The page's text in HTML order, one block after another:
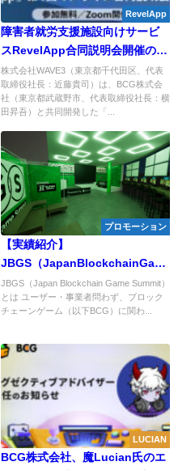
RevelApp
障害者就労支援施設向けサービ
スRevelApp合同説明会開催のお
知らせ
株式会社WAVE3（東京都千代田区、代表
取締役社長：近藤貴司）は、BCG株式会
社（東京都武蔵野市、代表取締役社長：横
田昇吾）と共同開発した「...
プロモーション
【実績紹介】
JBGS（
下半期
JBGS（Japan Blockchain Game Summit）
とは ユーザー・事業者問わず、ブロック
チェーンゲーム（以下BCG）に関わ...
LUCIAN
BCG株式会社、魔Lucian氏のエ